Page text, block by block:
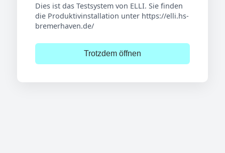
Dies ist das Testsystem von ELLI. Sie finden
die Produktivinstallation unter https://elli.hs-
bremerhaven.de/
Trotzdem öffnen